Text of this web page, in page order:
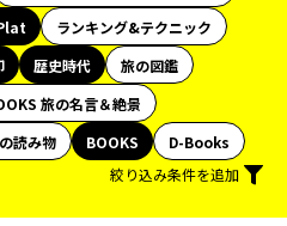
ランキング&テクニック
歴史時代
旅の図鑑
旅の名言＆絶景
読み物 BOOKS
D-Books
絞り込み条件を追加